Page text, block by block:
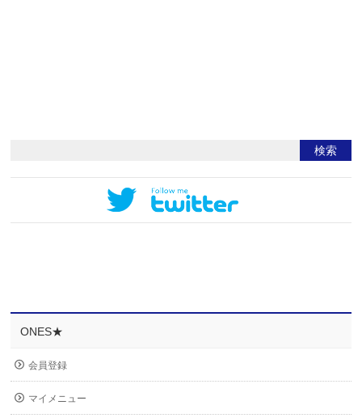
ONES★
会員登録
マイメニュー